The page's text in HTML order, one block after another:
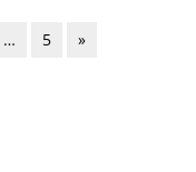
… 5 »